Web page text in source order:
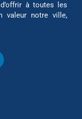
à toutes les
valeur notre ville,